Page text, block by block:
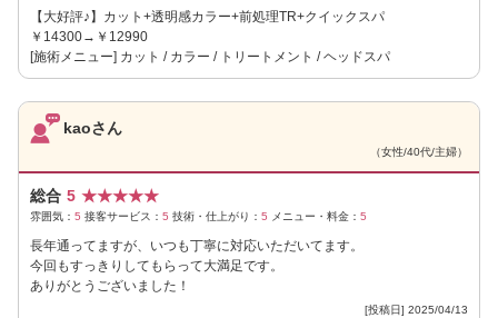
【大好評♪】カット+透明感カラー+前処理TR+クイックスパ
￥14300→￥12990
[施術メニュー] カット / カラー / トリートメント / ヘッドスパ
kaoさん
（女性/40代/主婦）
総合 5 ★★★★★
雰囲気： 5 接客サービス： 5 技術・仕上がり： 5 メニュー・料金： 5
長年通ってますが、いつも丁寧に対応いただいてます。
今回もすっきりしてもらって大満足です。
ありがとうございました！
[投稿日] 2025/04/13